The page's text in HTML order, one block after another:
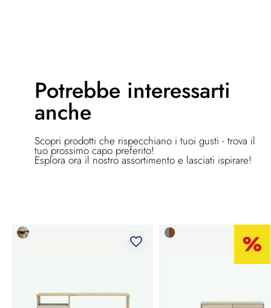
Potrebbe interessarti
anche
Scopri prodotti che rispecchiano i tuoi gusti - trova il
tuo prossimo capo preferito!
Esplora ora il nostro assortimento e lasciati ispirare!
favorite_border